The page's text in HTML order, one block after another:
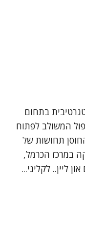
בתחום
המשולב לפתוח
תחושות של
במרכז הכרמל,
ליין.. לקליני...